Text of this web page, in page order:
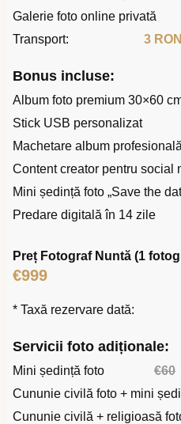
Galerie foto online privată
Transport:
3 RON
Bonus incluse:
Album foto premium 30×60
Stick USB personalizat
Machetare album profesională
Content creator pentru social
Mini ședință foto „Save the
Predare digitală în 14 zile
Preț Fotograf Nuntă (1
€999
* Taxă rezervare dată:
Servicii foto adiționale:
Mini ședință foto €60
Cununie civilă foto + mini
Cununie civilă + religioasă